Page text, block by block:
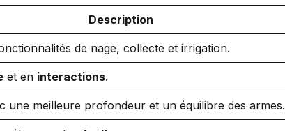
Description
de nage, collecte et irrigation.
et en interactions.
une meilleure profondeur et un équilibre des armes.